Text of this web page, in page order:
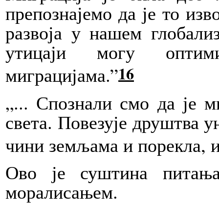
препознајемо да је то
развоја у нашем
утицаји могу
миграцијама.”16
„... Спознали смо да је
света. Повезује друштва
чини земљама и порекла,
Ово је суштина
моралисањем.